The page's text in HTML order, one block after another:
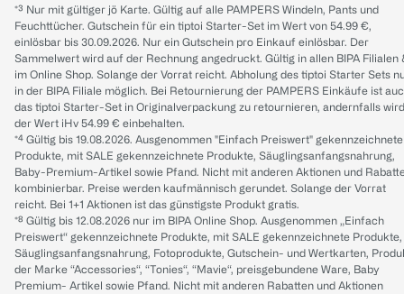
*³ Nur mit gültiger jö Karte. Gültig auf alle PAMPERS Windeln, Pants und
Feuchttücher. Gutschein für ein tiptoi Starter-Set im Wert von 54.99 €,
einlösbar bis 30.09.2026. Nur ein Gutschein pro Einkauf einlösbar. Der
Sammelwert wird auf der Rechnung angedruckt. Gültig in allen BIPA Filialen
im Online Shop. Solange der Vorrat reicht. Abholung des tiptoi Starter Sets
in der BIPA Filiale möglich. Bei Retournierung der PAMPERS Einkäufe ist
das tiptoi Starter-Set in Originalverpackung zu retournieren, andernfalls wird
der Wert iHv 54.99 € einbehalten.
*⁴ Gültig bis 19.08.2026. Ausgenommen "Einfach Preiswert" gekennzeichnete
Produkte, mit SALE gekennzeichnete Produkte, Säuglingsanfangsnahrung,
Baby-Premium-Artikel sowie Pfand. Nicht mit anderen Aktionen und
kombinierbar. Preise werden kaufmännisch gerundet. Solange der Vorrat
reicht. Bei 1+1 Aktionen ist das günstigste Produkt gratis.
*⁸ Gültig bis 12.08.2026 nur im BIPA Online Shop. Ausgenommen „Einfach
Preiswert“ gekennzeichnete Produkte, mit SALE gekennzeichnete Produkte,
Säuglingsanfangsnahrung, Fotoprodukte, Gutschein- und Wertkarten,
der Marke “Accessories“, “Tonies“, “Mavie“, preisgebundene Ware, Baby
Premium- Artikel sowie Pfand. Nicht mit anderen Rabatten und Aktionen